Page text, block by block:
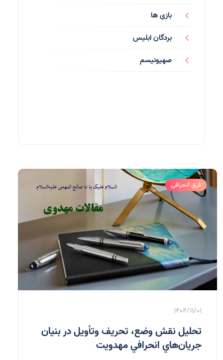
بازی ها
بردگان ابلیس
صهیونیسم
فرق انحرافی
1404/11/01
تحليل نقش وضع، تحريف وتأويل در بنيان
جريان‌هاي انحرافي مهدويت